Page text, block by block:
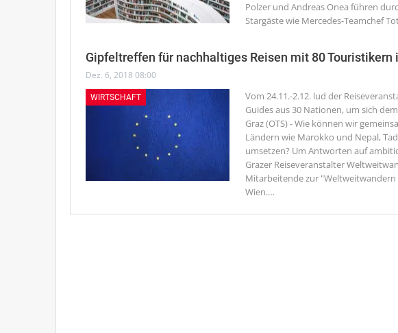
Polzer und Andreas Onea führen
Stargäste wie Mercedes-Teamchef
Gipfeltreffen für nachhaltiges Reisen mit 80 Touristikern
Dez. 6, 2018 08:00
WIRTSCHAFT
Vom 24.11.-2.12. lud der
Guides aus 30 Nationen, um sich
Graz (OTS) - Wie können wir
Ländern wie Marokko und Nepal,
umsetzen? Um Antworten auf
Grazer Reiseveranstalter
Mitarbeitende zur
Wien.…